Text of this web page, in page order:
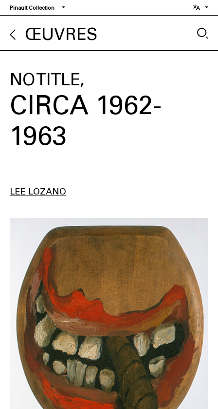
Aller
au
contenu
principal
Pinault Collection
ŒUVRES
NO TITLE
CIRCA 1962-
1963
LEE LOZANO